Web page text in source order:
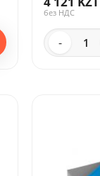
без НДС
-